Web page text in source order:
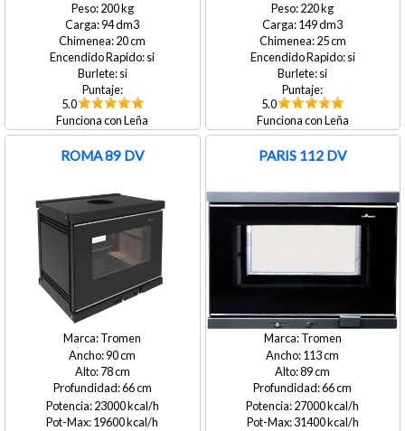
200
94
20
si
si
5.0
Leña
220
149
25
si
si
5.0
Leña
ROMA 89 DV
Tromen
90
78
66
23000
19600
PARIS 112 DV
Tromen
113
89
66
27000
31400